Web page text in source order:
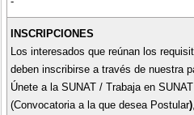
INSCRIPCIONES
Los interesados que reúnan los
deben inscribirse a través de nuestra
Únete a la SUNAT / Trabaja en
(Convocatoria a la que desea Postular),